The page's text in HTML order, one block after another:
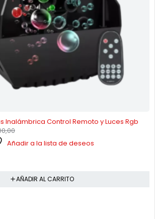
Inalámbrica Control Remoto y Luces Rgb
Añadir a la lista de deseos
AÑADIR AL CARRITO